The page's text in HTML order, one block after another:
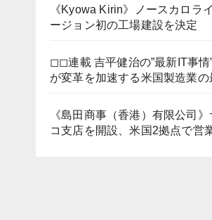
《Kyowa Kirin》ノースカロラ
ージョン初の工場建設を決定
◻︎◻︎連載 吉平健治の”最新IT事
が変革を加速する米国製造業の
《島田商事（香港）有限公司
コ支店を開設、米国2拠点で営